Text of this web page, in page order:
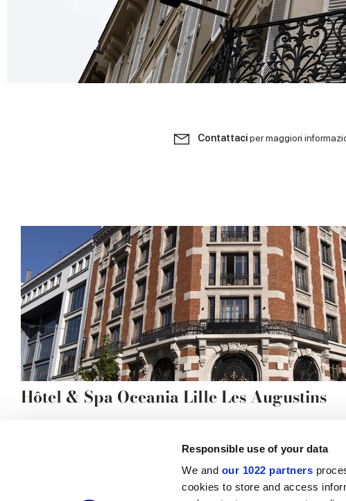
Responsible use of your data
We and our 1022 partners
cookies to store and access
Contattaciper maggiori
Hôtel & Spa Oceania Lille Les Augustins
© 2026 CERAMICHE MARCA CORONA S.P.A.